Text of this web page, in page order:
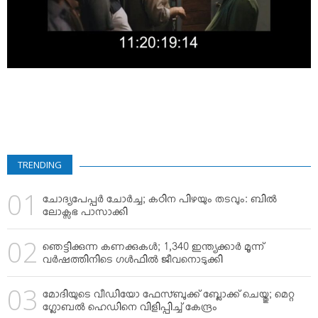
TOURS & TRAVEL
GREETINGS
TRENDING
ചോദ്യപേപ്പര്‍ ചോര്‍ച്ച; കഠിന പിഴയും തടവും: ബില്‍
ലോക്സഭ പാസാക്കി
ഞെട്ടിക്കുന്ന കണക്കുകള്‍; 1,340 ഇന്ത്യക്കാര്‍ മൂന്ന്
വര്‍ഷത്തിനിടെ ഗള്‍ഫില്‍ ജീവനൊടുക്കി
മോദിയുടെ വീഡിയോ ഫേസ്ബുക്ക് ബ്ലോക്ക് ചെയ്തു; മെറ്റ
ഗ്ലോബല്‍ ഹെഡിനെ വിളിപ്പിച്ച് കേന്ദ്രം